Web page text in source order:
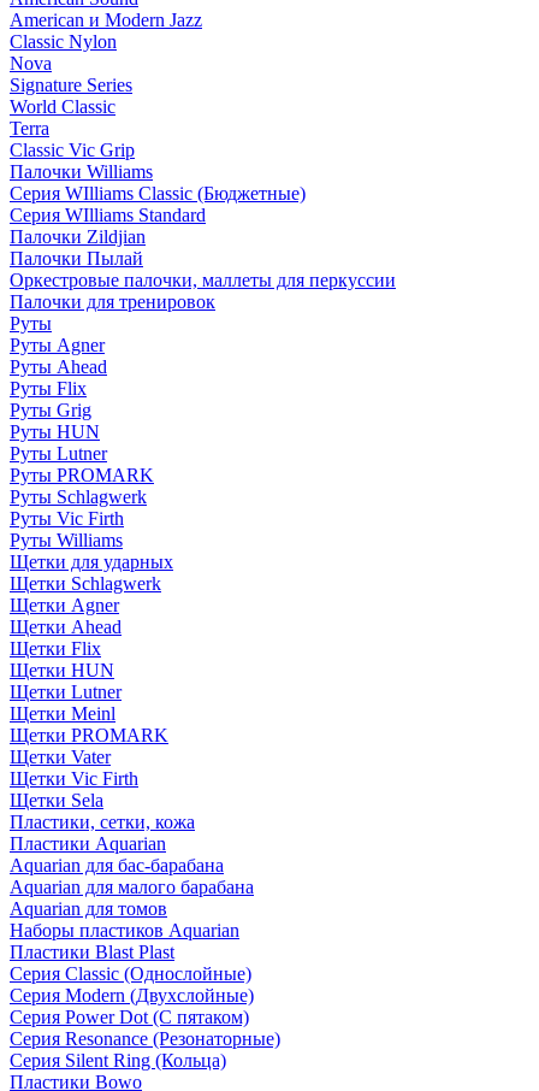
American и Modern Jazz
Classic Nylon
Nova
Signature Series
World Classic
Terra
Classic Vic Grip
Палочки Williams
Серия WIlliams Classic (Бюджетные)
Серия WIlliams Standard
Палочки Zildjian
Палочки Пылай
Оркестровые палочки, маллеты для перкуссии
Палочки для тренировок
Руты
Руты Agner
Руты Ahead
Руты Flix
Руты Grig
Руты HUN
Руты Lutner
Руты PROMARK
Руты Schlagwerk
Руты Vic Firth
Руты Williams
Щетки для ударных
Щетки Schlagwerk
Щетки Agner
Щетки Ahead
Щетки Flix
Щетки HUN
Щетки Lutner
Щетки Meinl
Щетки PROMARK
Щетки Vater
Щетки Vic Firth
Щетки Sela
Пластики, сетки, кожа
Пластики Aquarian
Aquarian для бас-барабана
Aquarian для малого барабана
Aquarian для томов
Наборы пластиков Aquarian
Пластики Blast Plast
Серия Classic (Однослойные)
Серия Modern (Двухслойные)
Серия Power Dot (С пятаком)
Серия Resonance (Резонаторные)
Серия Silent Ring (Кольца)
Пластики Bowo